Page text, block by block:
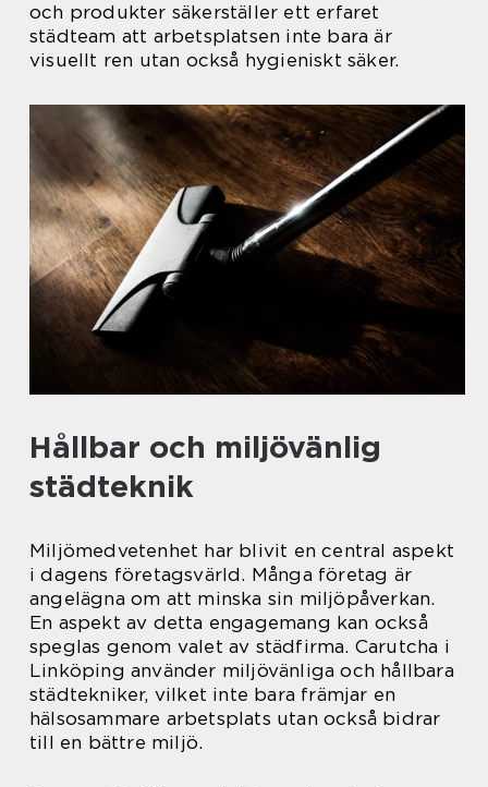
och produkter säkerställer ett erfaret
städteam att arbetsplatsen inte bara är
visuellt ren utan också hygieniskt säker.
Hållbar och miljövänlig
städteknik
Miljömedvetenhet har blivit en central aspekt
i dagens företagsvärld. Många företag är
angelägna om att minska sin miljöpåverkan.
En aspekt av detta engagemang kan också
speglas genom valet av städfirma. Carutcha i
Linköping använder miljövänliga och hållbara
städtekniker, vilket inte bara främjar en
hälsosammare arbetsplats utan också bidrar
till en bättre miljö.